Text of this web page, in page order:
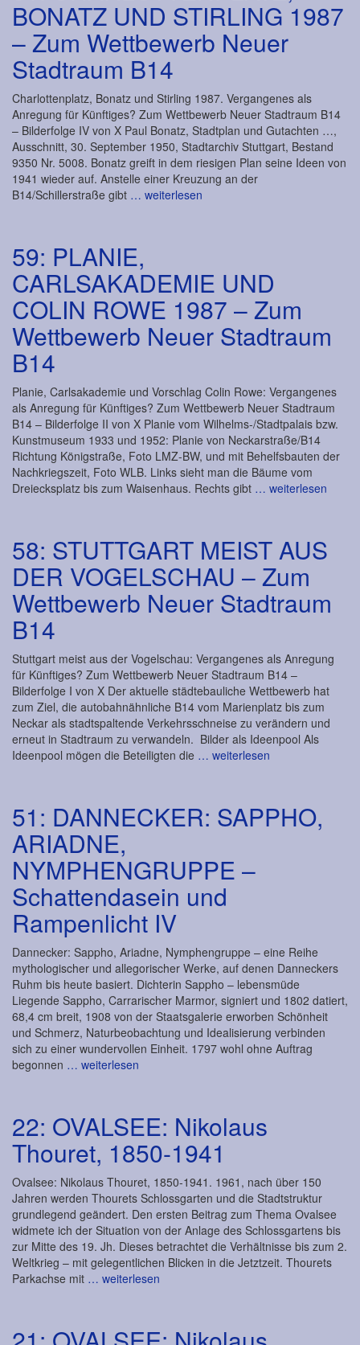
BONATZ UND STIRLING 1987
– Zum Wettbewerb Neuer
Stadtraum B14
Charlottenplatz, Bonatz und Stirling 1987. Vergangenes als
Anregung für Künftiges? Zum Wettbewerb Neuer Stadtraum B14
– Bilderfolge IV von X Paul Bonatz, Stadtplan und Gutachten …,
Ausschnitt, 30. September 1950, Stadtarchiv Stuttgart, Bestand
9350 Nr. 5008. Bonatz greift in dem riesigen Plan seine Ideen von
1941 wieder auf. Anstelle einer Kreuzung an der
B14/Schillerstraße gibt … weiterlesen
59: PLANIE,
CARLSAKADEMIE UND
COLIN ROWE 1987 – Zum
Wettbewerb Neuer Stadtraum
B14
Planie, Carlsakademie und Vorschlag Colin Rowe: Vergangenes
als Anregung für Künftiges? Zum Wettbewerb Neuer Stadtraum
B14 – Bilderfolge II von X Planie vom Wilhelms-/Stadtpalais bzw.
Kunstmuseum 1933 und 1952: Planie von Neckarstraße/B14
Richtung Königstraße, Foto LMZ-BW, und mit Behelfsbauten der
Nachkriegszeit, Foto WLB. Links sieht man die Bäume vom
Dreiecksplatz bis zum Waisenhaus. Rechts gibt … weiterlesen
58: STUTTGART MEIST AUS
DER VOGELSCHAU – Zum
Wettbewerb Neuer Stadtraum
B14
Stuttgart meist aus der Vogelschau: Vergangenes als Anregung
für Künftiges? Zum Wettbewerb Neuer Stadtraum B14 –
Bilderfolge I von X Der aktuelle städtebauliche Wettbewerb hat
zum Ziel, die autobahnähnliche B14 vom Marienplatz bis zum
Neckar als stadtspaltende Verkehrsschneise zu verändern und
erneut in Stadtraum zu verwandeln. Bilder als Ideenpool Als
Ideenpool mögen die Beteiligten die … weiterlesen
51: DANNECKER: SAPPHO,
ARIADNE,
NYMPHENGRUPPE –
Schattendasein und
Rampenlicht IV
Dannecker: Sappho, Ariadne, Nymphengruppe – eine Reihe
mythologischer und allegorischer Werke, auf denen Danneckers
Ruhm bis heute basiert. Dichterin Sappho – lebensmüde
Liegende Sappho, Carrarischer Marmor, signiert und 1802 datiert,
68,4 cm breit, 1908 von der Staatsgalerie erworben Schönheit
und Schmerz, Naturbeobachtung und Idealisierung verbinden
sich zu einer wundervollen Einheit. 1797 wohl ohne Auftrag
begonnen … weiterlesen
22: OVALSEE: Nikolaus
Thouret, 1850-1941
Ovalsee: Nikolaus Thouret, 1850-1941. 1961, nach über 150
Jahren werden Thourets Schlossgarten und die Stadtstruktur
grundlegend geändert. Den ersten Beitrag zum Thema Ovalsee
widmete ich der Situation von der Anlage des Schlossgartens bis
zur Mitte des 19. Jh. Dieses betrachtet die Verhältnisse bis zum 2.
Weltkrieg – mit gelegentlichen Blicken in die Jetztzeit. Thourets
Parkachse mit … weiterlesen